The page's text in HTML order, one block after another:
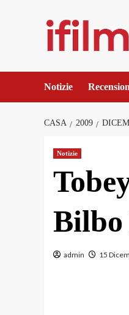
Notizie
CASA 2009
Notizie
Bilbo
admin 15